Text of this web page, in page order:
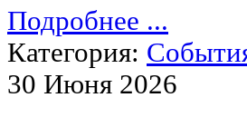
Подробнее ...
Категория:
30 Июня 2026